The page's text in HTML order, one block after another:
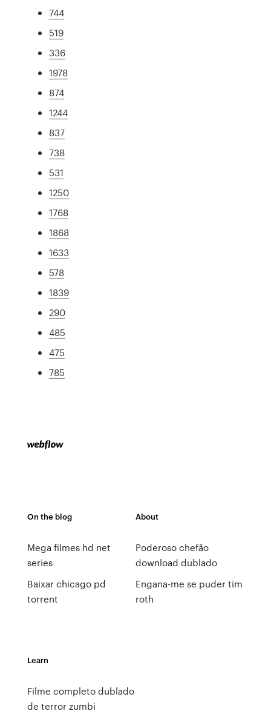
744
519
336
1978
874
1244
837
738
531
1250
1768
1868
1633
578
1839
290
485
475
785
On the blog
Mega filmes hd net
series
Baixar chicago pd
torrent
About
Poderoso chefão
download dublado
Engana-me se puder tim
roth
Learn
Filme completo dublado
de terror zumbi